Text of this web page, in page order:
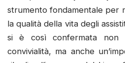
strumento fondamentale per
la qualità della vita degli
si è così confermata non
convivialità, ma anche